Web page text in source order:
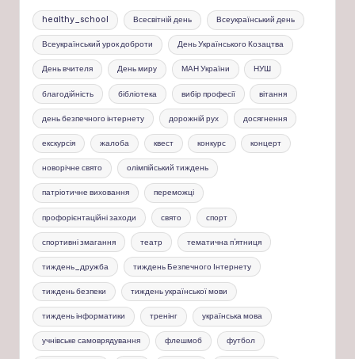
healthy_school Всесвітній день Всеукраїнський день
Всеукраїнський урок доброти День Українського Козацтва
День вчителя День миру МАН України НУШ
благодійність бібліотека вибір професії вітання
день безпечного інтернету дорожній рух досягнення
екскурсія жалоба квест конкурс концерт
новорічне свято олімпійський тиждень
патріотичне виховання переможці
профорієнтаційні заходи свято спорт
спортивні змагання театр тематична п'ятниця
тиждень_дружба тиждень Безпечного Інтернету
тиждень безпеки тиждень української мови
тиждень інформатики тренінг українська мова
учнівське самоврядування флешмоб футбол